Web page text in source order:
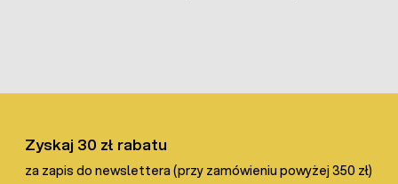
Zyskaj 30 zł rabatu
za zapis do newslettera (przy zamówieniu powyżej 350 zł)